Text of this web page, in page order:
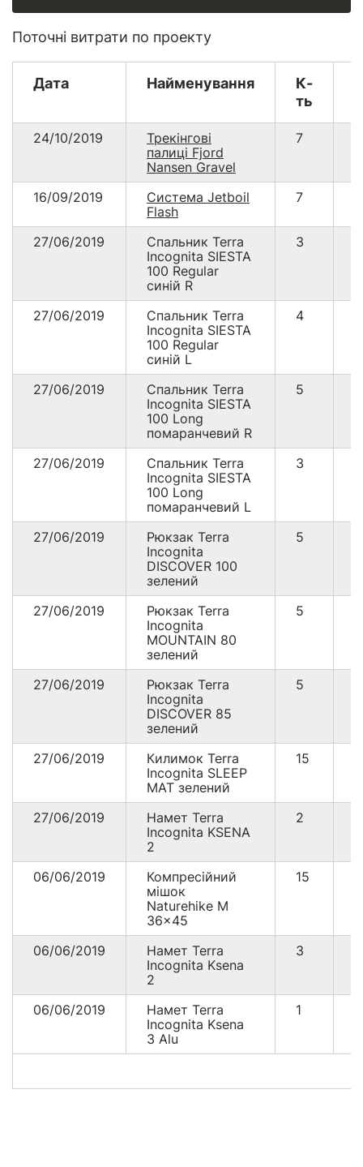
Поточні витрати по проекту
Дата Найменування
К-
ть
24/10/2019
Трекінгові
палиці Fjord
Nansen Gravel
7
16/09/2019
Система Jetboil
Flash
7
27/06/2019
Спальник Terra
Incognita SIESTA
100 Regular
синій R
3
27/06/2019
Спальник Terra
Incognita SIESTA
100 Regular
синій L
4
27/06/2019
Спальник Terra
Incognita SIESTA
100 Long
помаранчевий R
5
27/06/2019
Спальник Terra
Incognita SIESTA
100 Long
помаранчевий L
3
27/06/2019
Рюкзак Terra
Incognita
DISCOVER 100
зелений
5
27/06/2019
Рюкзак Terra
Incognita
MOUNTAIN 80
зелений
5
27/06/2019
Рюкзак Terra
Incognita
DISCOVER 85
зелений
5
27/06/2019
Килимок Terra
Incognita SLEEP
MAT зелений
15
27/06/2019
Намет Terra
Incognita KSENA
2
2
06/06/2019
Компресійний
мішок
Naturehike M
36x45
15
06/06/2019
Намет Terra
Incognita Ksena
2
3
06/06/2019
Намет Terra
Incognita Ksena
3 Alu
1